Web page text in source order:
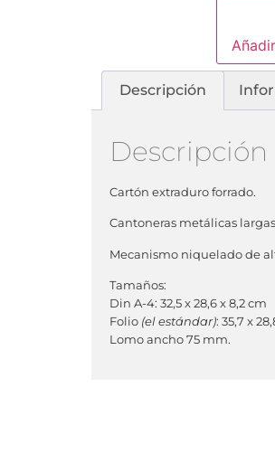
Descripción
Descripción
Cartón extraduro forrado.
Cantoneras metálicas
Mecanismo niquelado de
Tamaños:
Din A-4: 32,5 x 28,6 x 8,2 cm
Folio (el estándar): 35,7 x
Lomo ancho 75 mm.